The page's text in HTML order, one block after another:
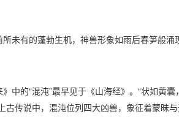
未有的蓬勃生机，神兽形象如雨后春笋般涌
中的“混沌”最早见于《山海经》。“状如黄囊
古传说中，混沌位列四大凶兽，象征着蒙昧与